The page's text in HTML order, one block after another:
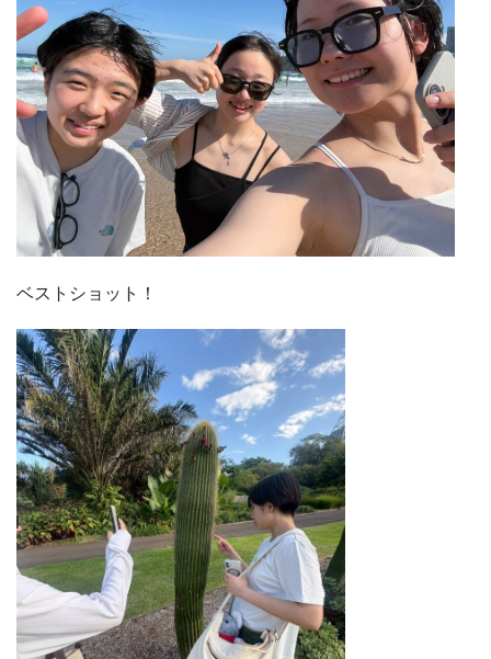
ベストショット！